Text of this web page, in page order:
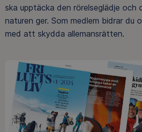
ska upptäcka den rörelseglädje och
naturen ger. Som medlem bidrar du
med att skydda allemansrätten.